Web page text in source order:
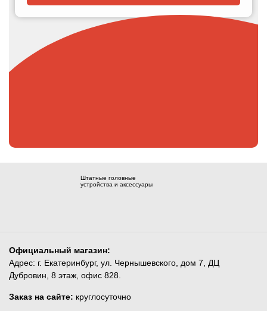
Штатные головные
устройства и аксессуары
Официальный магазин:
Адрес: г. Екатеринбург, ул. Чернышевского, дом 7, ДЦ
Дубровин, 8 этаж, офис 828.
Заказ на сайте: круглосуточно